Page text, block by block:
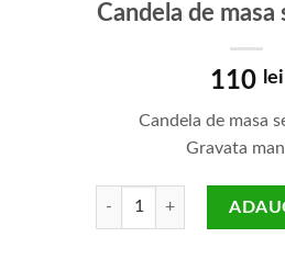
Candela de masa
110 lei
Candela de masa
Gravata
Cantitate Candela de masa